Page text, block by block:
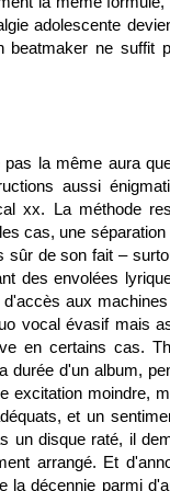
adolescente
beatmaker ne suffit
la même aura
aussi
xx. La méthode
cas, une séparation
sûr de son fait –
des envolées
aux
vocal évasif mais
en certains cas.
durée d'un album,
excitation moindre,
et un
un disque raté, il
arrangé. Et
la décennie parmi